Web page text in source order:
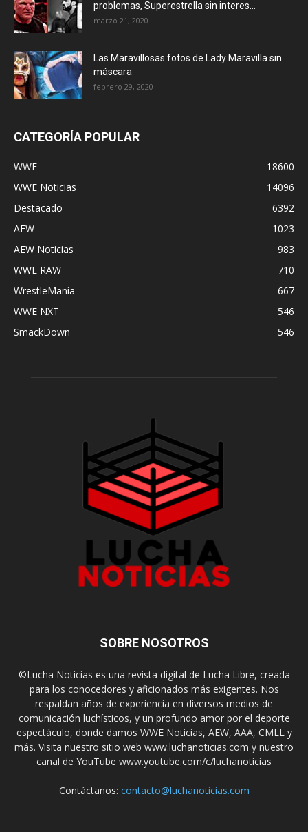
problemas, Superestrella sin interes...
marzo 21, 2020
Las Maravillosas fotos de Lady Maravilla sin
máscara
febrero 29, 2020
CATEGORÍA POPULAR
WWE
18600
WWE Noticias
14096
Destacado
6392
AEW
1023
AEW Noticias
983
WWE RAW
710
WrestleMania
667
WWE NXT
546
SmackDown
546
SOBRE NOSOTROS
©Lucha Noticias es una revista digital de Lucha Libre, creada
para los conocedores y aficionados más exigentes. Nos
respaldan años de experiencia en diversos medios de
comunicación luchísticos, y un profundo amor por el deporte
espectáculo, donde damos WWE Noticias, AEW, AAA, CMLL y
más. Visita nuestro sitio web www.luchanoticias.com y nuestro
canal de YouTube www.youtube.com/c/luchanoticias
Contáctanos: contacto@luchanoticias.com